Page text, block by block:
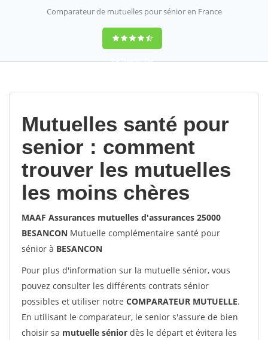
Comparateur de mutuelles pour sénior en France
9,2(100%)452
Mutuelles santé pour
senior : comment
trouver les mutuelles
les moins chères
MAAF Assurances mutuelles d'assurances 25000
BESANCON Mutuelle complémentaire santé pour
sénior à BESANCON
Pour plus d'information sur la mutuelle sénior, vous
pouvez consulter les différents contrats sénior
possibles et utiliser notre COMPARATEUR MUTUELLE.
En utilisant le comparateur, le senior s'assure de bien
choisir sa mutuelle sénior dès le départ et évitera les